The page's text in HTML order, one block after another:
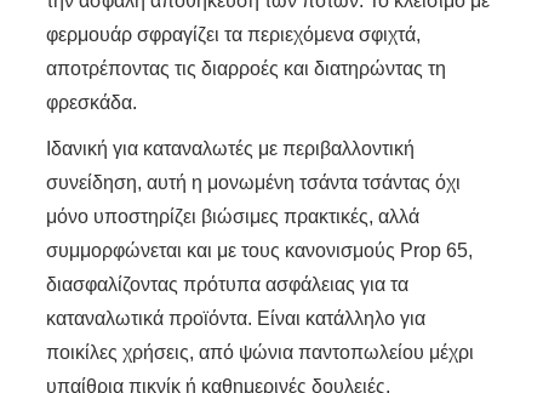
φερμουάρ σφραγίζει τα περιεχόμενα σφιχτά,
αποτρέποντας τις διαρροές και διατηρώντας τη
φρεσκάδα.
Ιδανική για καταναλωτές με περιβαλλοντική
συνείδηση, αυτή η μονωμένη τσάντα τσάντας όχι
μόνο υποστηρίζει βιώσιμες πρακτικές, αλλά
συμμορφώνεται και με τους κανονισμούς Prop 65,
διασφαλίζοντας πρότυπα ασφάλειας για τα
καταναλωτικά προϊόντα. Είναι κατάλληλο για
ποικίλες χρήσεις, από ψώνια παντοπωλείου μέχρι
υπαίθρια πικνίκ ή καθημερινές δουλειές,